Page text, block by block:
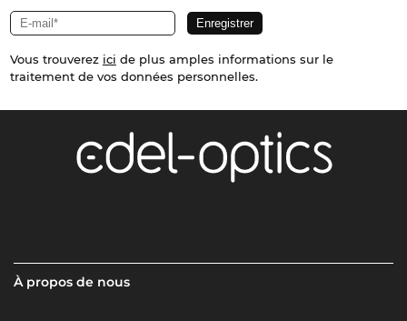
Vous trouverez ici de plus amples informations sur le
traitement de vos données personnelles.
À propos de nous